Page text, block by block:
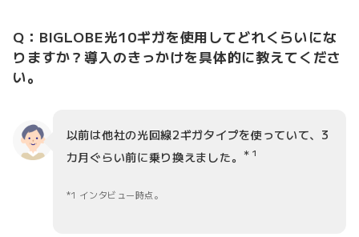
Q：BIGLOBE光10ギガを使用してどれくらいにな
りますか？導入のきっかけを具体的に教えてくださ
い。
以前は他社の光回線2ギガタイプを使っていて、3
カ月ぐらい前に乗り換えました。
＊1
1 インタビュー時点。